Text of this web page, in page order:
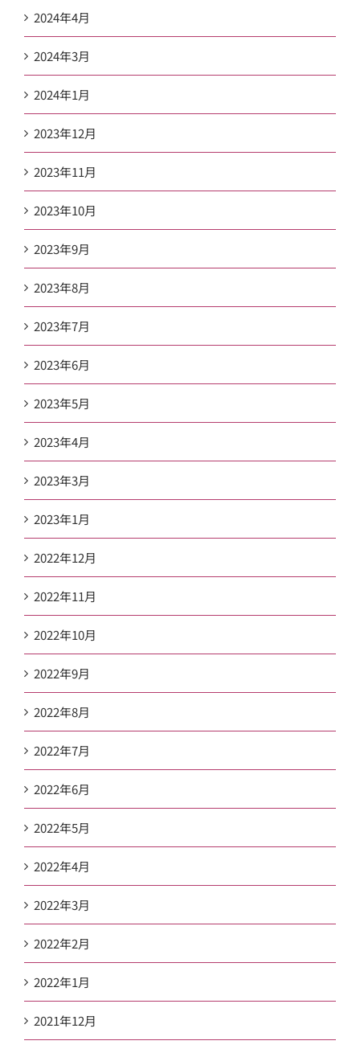
2024年4月
2024年3月
2024年1月
2023年12月
2023年11月
2023年10月
2023年9月
2023年8月
2023年7月
2023年6月
2023年5月
2023年4月
2023年3月
2023年1月
2022年12月
2022年11月
2022年10月
2022年9月
2022年8月
2022年7月
2022年6月
2022年5月
2022年4月
2022年3月
2022年2月
2022年1月
2021年12月